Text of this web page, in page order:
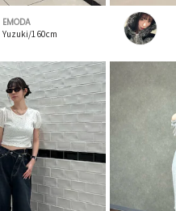
EMODA
Yuzuki/160cm